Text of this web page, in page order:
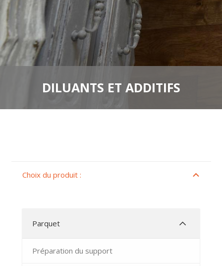
DILUANTS ET ADDITIFS
Choix du produit :
Parquet
Préparation du support